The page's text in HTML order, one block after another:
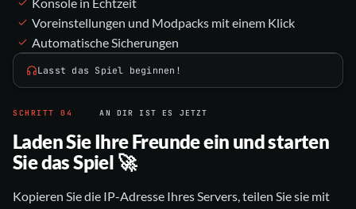
Voreinstellungen und Modpacks mit einem Klick
Automatische Sicherungen
Lasst das Spiel beginnen!
SCHRITT 04 AN DIR IST ES JETZT
Laden Sie Ihre Freunde ein und starten
Sie das Spiel 🚀
Kopieren Sie die IP-Adresse Ihres Servers, teilen Sie sie mit